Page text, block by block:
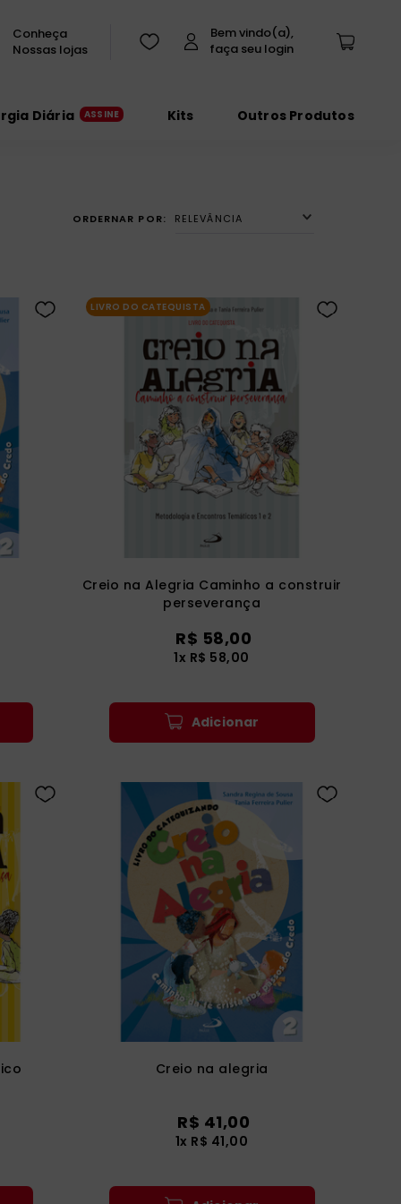
Conheça
Nossas lojas
Diária Kits Outros Produtos
RELEVÂNCIA
LIVRO DO CATEQUISTA
Creio na Alegria Caminho a construir
perseverança
R$ 58,00
1x R$ 58,00
Adicionar
Creio na alegria
R$ 41,00
1x R$ 41,00